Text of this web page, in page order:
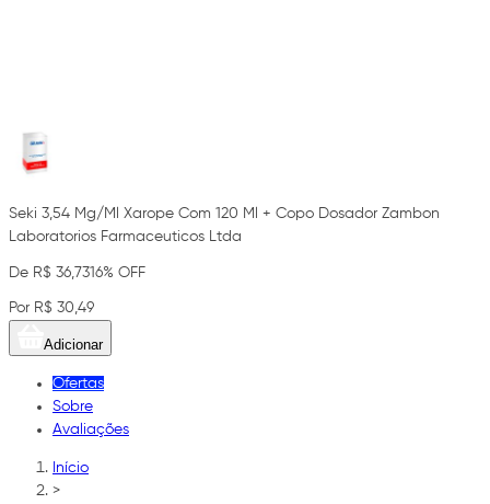
Seki 3,54 Mg/Ml Xarope Com 120 Ml + Copo Dosador Zambon
Laboratorios Farmaceuticos Ltda
De R$ 36,7316% OFF
Por R$ 30,49
Adicionar
Ofertas
Sobre
Avaliações
Início
>